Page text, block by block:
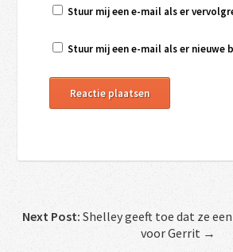
Stuur mij een e-mail als er
Stuur mij een e-mail als er nieuwe
Next Post: Shelley geeft toe dat ze
voor Gerrit →